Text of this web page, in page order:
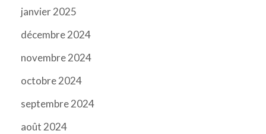
janvier 2025
décembre 2024
novembre 2024
octobre 2024
septembre 2024
août 2024